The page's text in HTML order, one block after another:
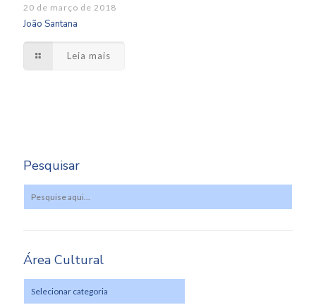
20 de março de 2018
João Santana
Leia mais
Pesquisar
Área Cultural